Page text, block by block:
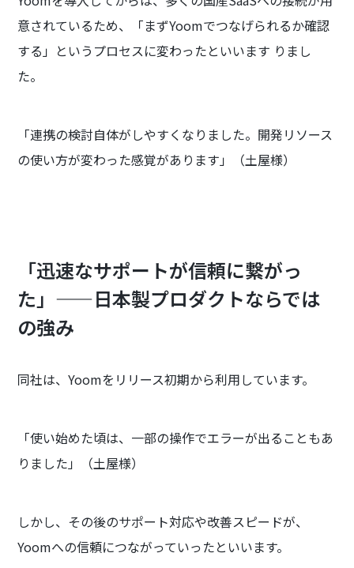
意されているため、「まずYoomでつなげられるか確認
する」というプロセスに変わったといいます りまし
た。
「連携の検討自体がしやすくなりました。開発リソース
の使い方が変わった感覚があります」（土屋様）
「迅速なサポートが信頼に繋がっ
た」——日本製プロダクトならでは
の強み
同社は、Yoomをリリース初期から利用しています。
「使い始めた頃は、一部の操作でエラーが出ることもあ
りました」（土屋様）
しかし、その後のサポート対応や改善スピードが、
Yoomへの信頼につながっていったといいます。